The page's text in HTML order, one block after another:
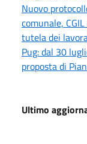
Nuovo
comunale,
tutela dei
Pug: dal 30
proposta di
Ultimo